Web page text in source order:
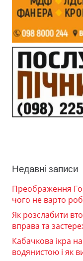
Недавні записи
Преображення
чого не варто
Як розслабити
вправа та
Кабачкова ікра
водянистою і як